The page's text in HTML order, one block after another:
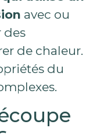
avec ou
des
de chaleur.
du